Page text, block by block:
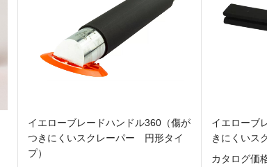
イエローブレードハンドル360（傷が
つきにくいスクレーパー 円形タイ
プ）
イエローブ
きにくいス
カタログ価